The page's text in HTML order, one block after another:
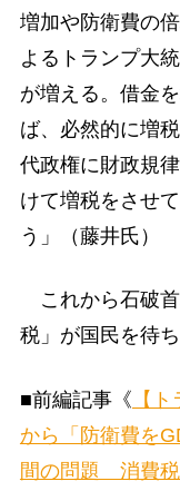
増加や防衛費の
よるトランプ大
が増える。借金
ば、必然的に増
代政権に財政規
けて増税をさせ
う」（藤井氏）
これから石破
税」が国民を待
■前編記事《 【
から「防衛費を
間の問題 消費税